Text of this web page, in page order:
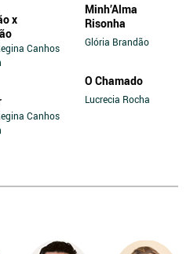
x
Canhos
Canhos
Minh’Alma
Risonha
Glória Brandão
O Chamado
Lucrecia Rocha